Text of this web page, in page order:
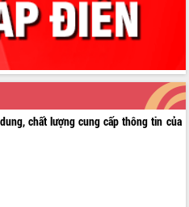
chất lượng cung cấp thông tin của